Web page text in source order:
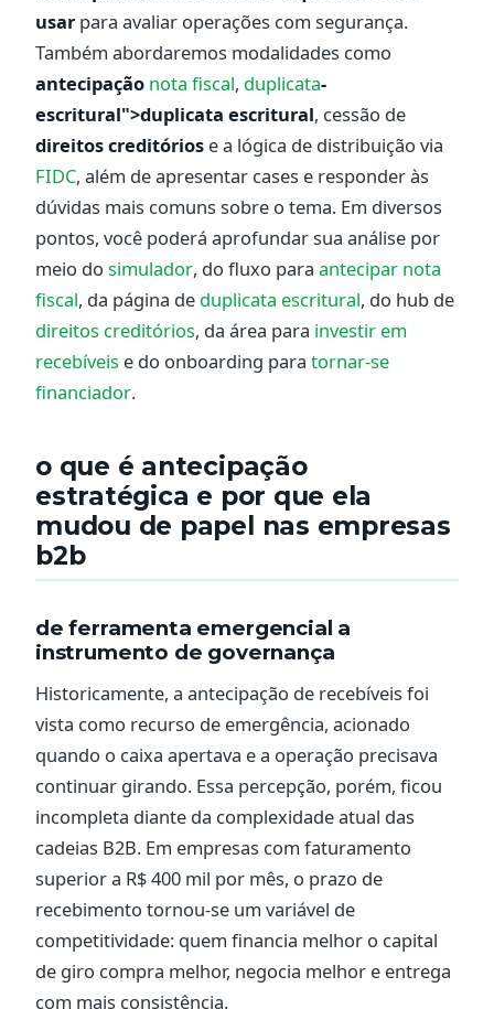
usar para avaliar operações com segurança.
Também abordaremos modalidades como
antecipação nota fiscal, duplicata-
escritural">duplicata escritural, cessão de
direitos creditórios e a lógica de distribuição via
FIDC, além de apresentar cases e responder às
dúvidas mais comuns sobre o tema. Em diversos
pontos, você poderá aprofundar sua análise por
meio do simulador, do fluxo para antecipar nota
fiscal, da página de duplicata escritural, do hub de
direitos creditórios, da área para investir em
recebíveis e do onboarding para tornar-se
financiador.
o que é antecipação
estratégica e por que ela
mudou de papel nas empresas
b2b
de ferramenta emergencial a
instrumento de governança
Historicamente, a antecipação de recebíveis foi
vista como recurso de emergência, acionado
quando o caixa apertava e a operação precisava
continuar girando. Essa percepção, porém, ficou
incompleta diante da complexidade atual das
cadeias B2B. Em empresas com faturamento
superior a R$ 400 mil por mês, o prazo de
recebimento tornou-se um variável de
competitividade: quem financia melhor o capital
de giro compra melhor, negocia melhor e entrega
com mais consistência.